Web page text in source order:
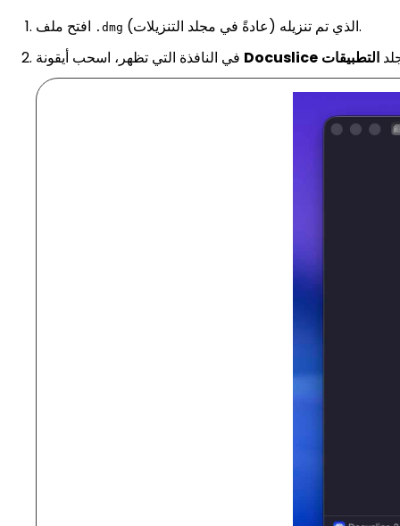
.dmg
الذي تم تنزيله (عادةً في مجلد التنزيلات).
Docuslice التطبيقات